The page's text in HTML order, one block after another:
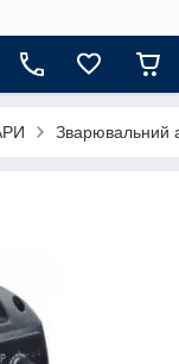
Зварювальний